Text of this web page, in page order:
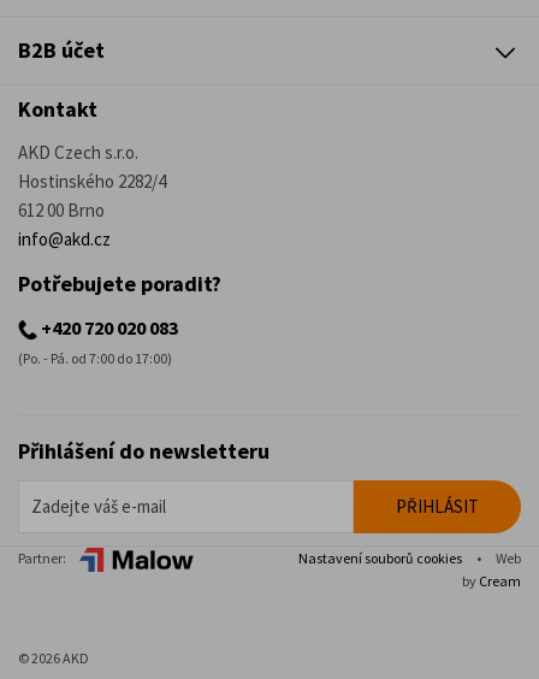
B2B účet
Kontakt
AKD Czech s.r.o.
Hostinského 2282/4
612 00 Brno
info@akd.cz
Potřebujete poradit?
+420 720 020 083
(Po. - Pá. od 7:00 do 17:00)
Přihlášení do newsletteru
Partner: Nastavení souborů cookies •
Web
by Cream
© 2026 AKD